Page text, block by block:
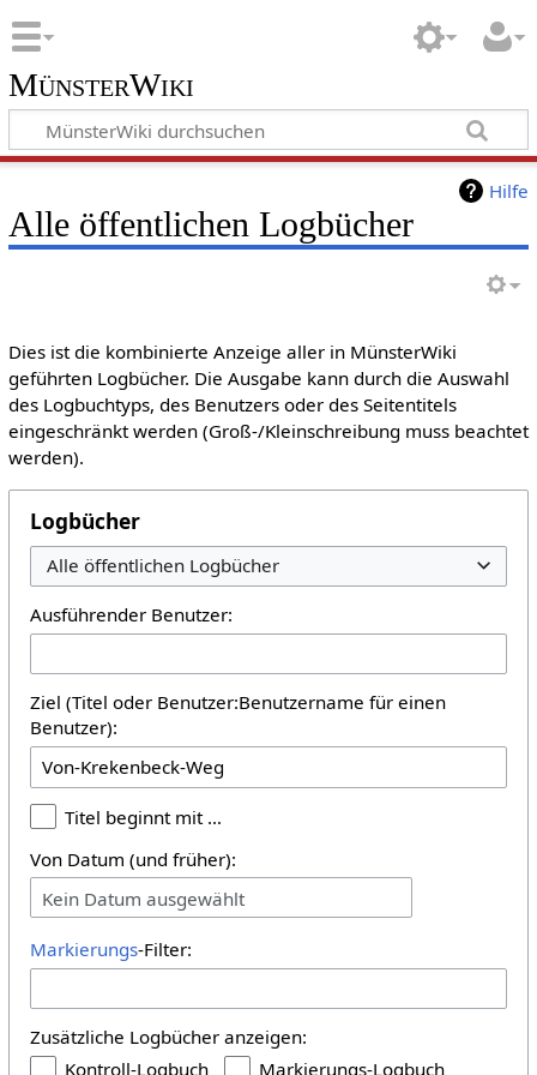
MünsterWiki
Hilfe
Alle öffentlichen Logbücher
Dies ist die kombinierte Anzeige aller in MünsterWiki
geführten Logbücher. Die Ausgabe kann durch die Auswahl
des Logbuchtyps, des Benutzers oder des Seitentitels
eingeschränkt werden (Groß-/Kleinschreibung muss beachtet
werden).
Logbücher
Alle öffentlichen Logbücher
Ausführender Benutzer:
Ziel (Titel oder Benutzer:Benutzername für einen
Benutzer):
Titel beginnt mit …
Von Datum (und früher):
Kein Datum ausgewählt
Markierungs-Filter:
Zusätzliche Logbücher anzeigen:
Kontroll-Logbuch
Markierungs-Logbuch